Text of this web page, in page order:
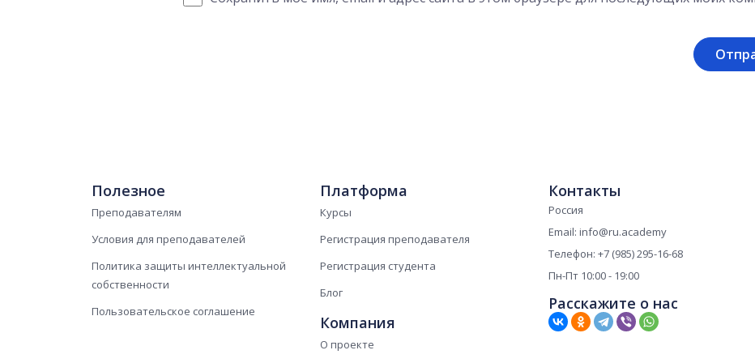
Полезное
Преподавателям
Условия для преподавателей
Политика защиты интеллектуальной
собственности
Пользовательское соглашение
Платформа
Курсы
Регистрация преподавателя
Регистрация студента
Блог
Компания
О проекте
Контакты
Россия
Email: info@ru.academy
Телефон: +7 (985) 295-16-68
Пн-Пт 10:00 - 19:00
Расскажите о нас